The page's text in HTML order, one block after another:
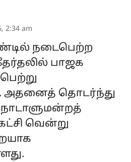
2:34 am
நடைபெற்ற
பாஜக
அதனைத் தொடர்ந்து
நாடாளுமன்றத்
வென்று